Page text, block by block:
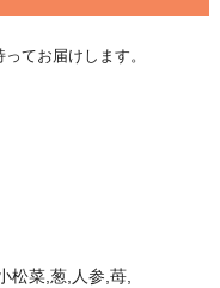
てお届けします。
松菜,葱,人参,苺,